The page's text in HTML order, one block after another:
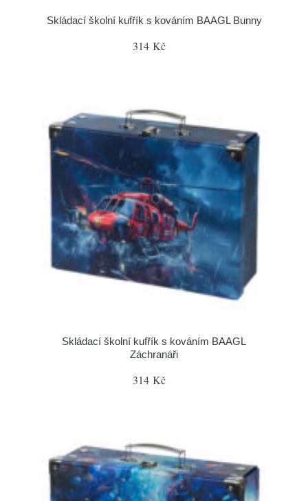
Skládací školní kufřík s kováním BAAGL Bunny
314 Kč
Skládací školní kufřík s kováním BAAGL
Záchranáři
314 Kč